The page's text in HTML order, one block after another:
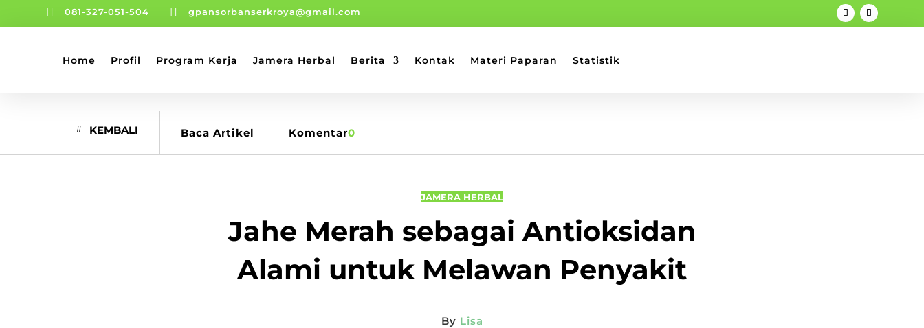
 081-327-051-504  gpansorbanserkroya@gmail.com
Home Profil Program Kerja Jamera Herbal Berita Kontak Materi Paparan Statistik
KEMBALI Baca Artikel Komentar0
JAMERA HERBAL
Jahe Merah sebagai Antioksidan
Alami untuk Melawan Penyakit
By Lisa